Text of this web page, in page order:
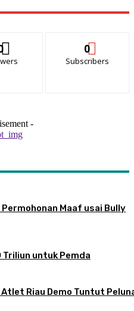
0
Subscribers
-
Maaf usai Bully
untuk Pemda
Riau Demo Tuntut